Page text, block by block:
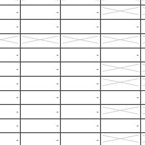
- -
-
- - -
-
- - -
-
- -
-
- -
-
- - -
-
- -
-
- - -
-
- -
-